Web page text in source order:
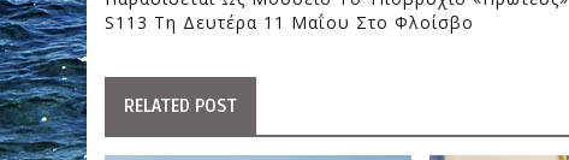
S113 Τη Δευτέρα 11 Μαΐου Στο Φλοίσβο
RELATED POST